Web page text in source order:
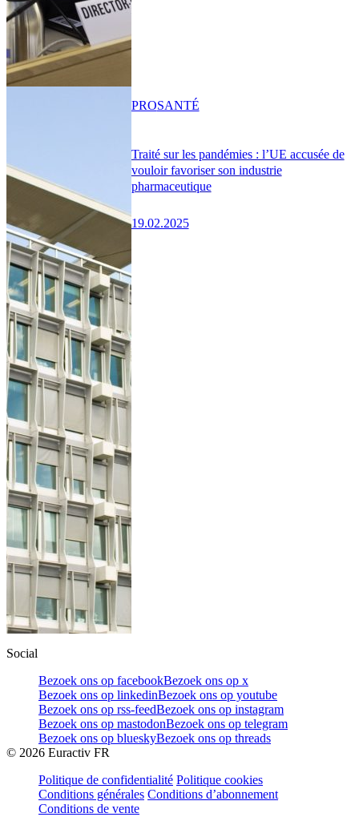
Traité sur les pandémies : l’UE accusée de
vouloir favoriser son industrie
pharmaceutique
19.02.2025
PROSANTÉ
Social
Bezoek ons op facebookBezoek ons op x
Bezoek ons op linkedinBezoek ons op youtube
Bezoek ons op rss-feedBezoek ons op instagram
Bezoek ons op mastodonBezoek ons op telegram
Bezoek ons op blueskyBezoek ons op threads
© 2026 Euractiv FR
Politique de confidentialité Politique cookies
Conditions générales Conditions d’abonnement
Conditions de vente